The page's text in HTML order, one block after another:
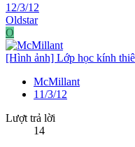
12/3/12
Oldstar
O
[Hình ảnh] Lớp học kính
McMillant
11/3/12
Lượt trả lời
14